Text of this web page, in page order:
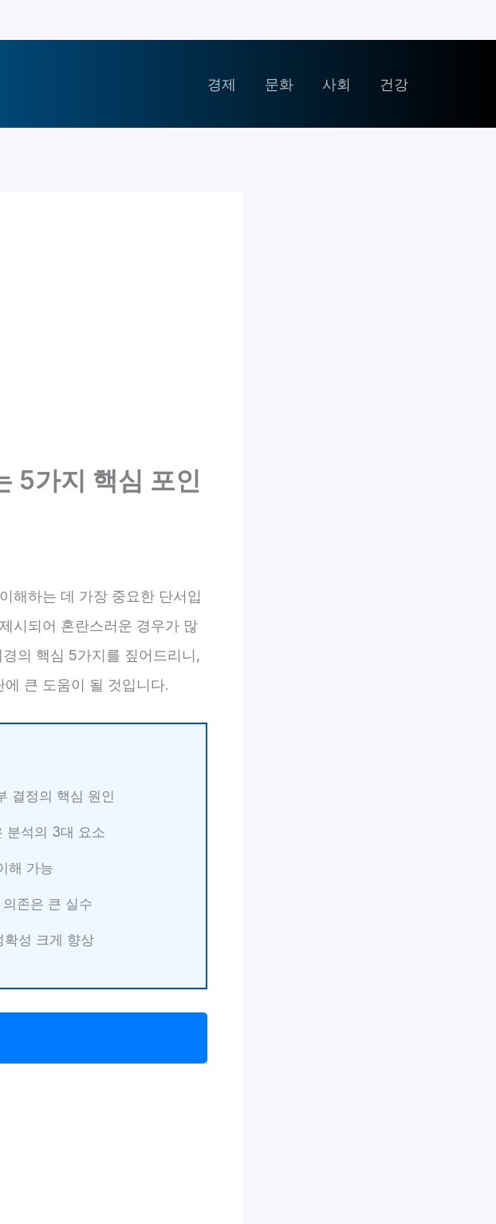
경제 문화 사회 건강
5가지 핵심 포인
해하는 데 가장 중요한 단서입
시되어 혼란스러운 경우가 많
의 핵심 5가지를 짚어드리니,
큰 도움이 될 것입니다.
결정의 핵심 원인
분석의 3대 요소
해 가능
존은 큰 실수
확성 크게 향상